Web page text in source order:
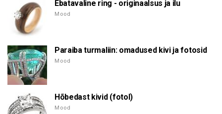
Ebatavaline ring - originaalsus ja ilu
Mood
Paraiba turmaliin: omadused kivi ja fotosid
Mood
Hõbedast kivid (fotol)
Mood